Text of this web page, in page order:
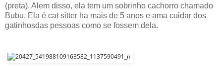
(preta). Alem disso, ela tem um sobrinho cachorro chamado
Bubu. Ela é cat sitter ha mais de 5 anos e ama cuidar dos
gatinhosdas pessoas como se fossem dela.